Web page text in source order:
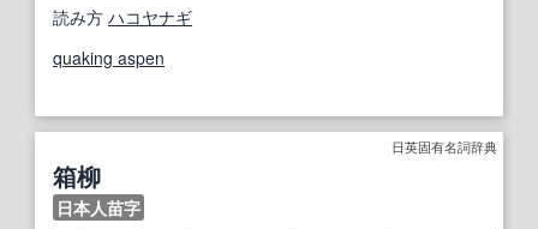
読み方 ハコヤナギ
quaking aspen
日英固有名詞辞典
箱柳
日本人苗字